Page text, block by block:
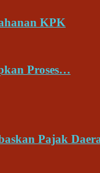
KPK
Proses…
Pajak